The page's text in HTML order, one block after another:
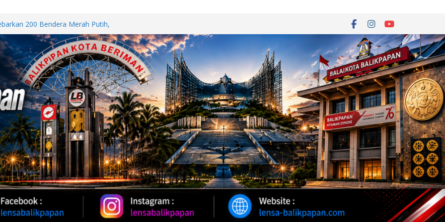
200 Bendera Merah Putih,
HUT ke-81 RI
Oil 2026, Kapolda Kaltim
Karhutla
DI JALAN PATTIMURA
WARGA MINTA SEGERA
Kemitraan dengan
Melalui Silaturahmi dan